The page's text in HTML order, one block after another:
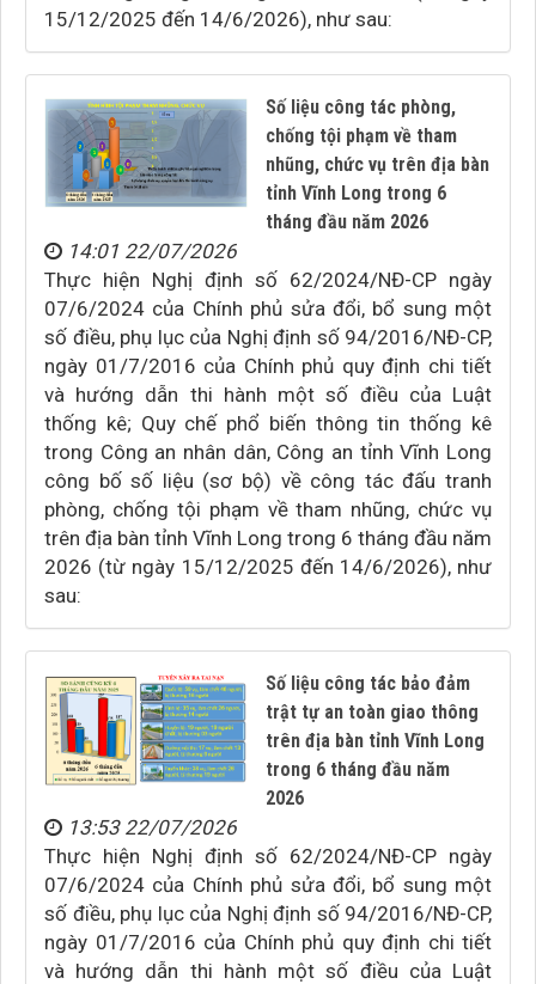
15/12/2025 đến 14/6/2026), như sau:
Số liệu công tác phòng,
chống tội phạm về tham
nhũng, chức vụ trên địa bàn
tỉnh Vĩnh Long trong 6
tháng đầu năm 2026
14:01 22/07/2026
Thực hiện Nghị định số 62/2024/NĐ-CP ngày
07/6/2024 của Chính phủ sửa đổi, bổ sung một
số điều, phụ lục của Nghị định số 94/2016/NĐ-CP,
ngày 01/7/2016 của Chính phủ quy định chi tiết
và hướng dẫn thi hành một số điều của Luật
thống kê; Quy chế phổ biến thông tin thống kê
trong Công an nhân dân, Công an tỉnh Vĩnh Long
công bố số liệu (sơ bộ) về công tác đấu tranh
phòng, chống tội phạm về tham nhũng, chức vụ
trên địa bàn tỉnh Vĩnh Long trong 6 tháng đầu năm
2026 (từ ngày 15/12/2025 đến 14/6/2026), như
sau:
Số liệu công tác bảo đảm
trật tự an toàn giao thông
trên địa bàn tỉnh Vĩnh Long
trong 6 tháng đầu năm
2026
13:53 22/07/2026
Thực hiện Nghị định số 62/2024/NĐ-CP ngày
07/6/2024 của Chính phủ sửa đổi, bổ sung một
số điều, phụ lục của Nghị định số 94/2016/NĐ-CP,
ngày 01/7/2016 của Chính phủ quy định chi tiết
và hướng dẫn thi hành một số điều của Luật